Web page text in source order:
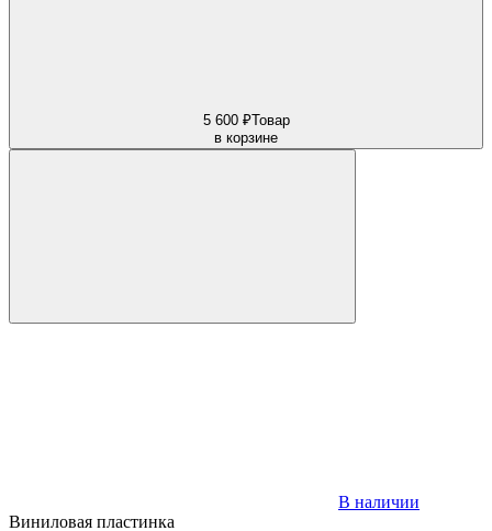
5 600 ₽Товар
в корзине
В наличии
Виниловая пластинка